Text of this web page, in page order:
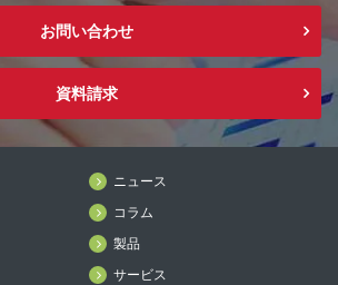
お問い合わせ
資料請求
ニュース
コラム
製品
サービス